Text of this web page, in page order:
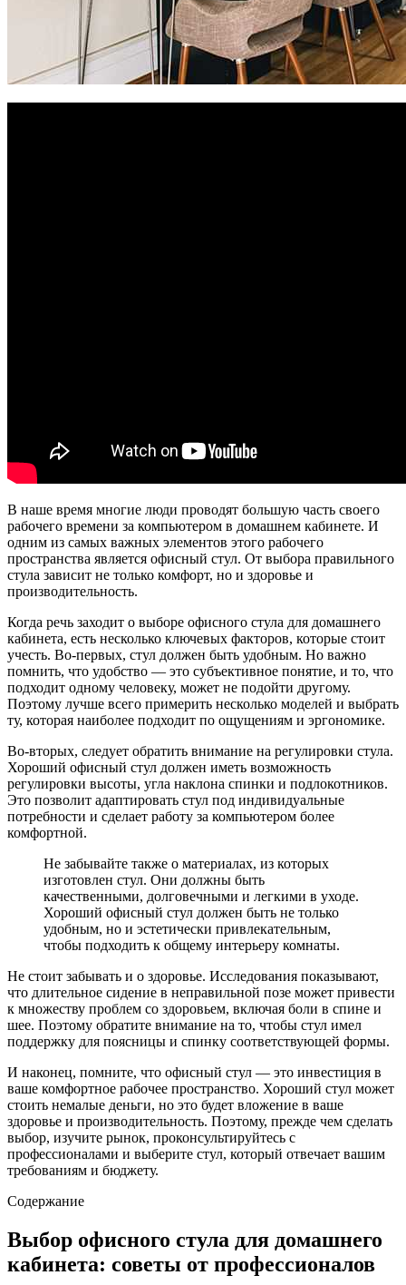
В наше время многие люди проводят большую часть своего
рабочего времени за компьютером в домашнем кабинете. И
одним из самых важных элементов этого рабочего
пространства является офисный стул. От выбора правильного
стула зависит не только комфорт, но и здоровье и
производительность.
Когда речь заходит о выборе офисного стула для домашнего
кабинета, есть несколько ключевых факторов, которые стоит
учесть. Во-первых, стул должен быть удобным. Но важно
помнить, что удобство — это субъективное понятие, и то, что
подходит одному человеку, может не подойти другому.
Поэтому лучше всего примерить несколько моделей и выбрать
ту, которая наиболее подходит по ощущениям и эргономике.
Во-вторых, следует обратить внимание на регулировки стула.
Хороший офисный стул должен иметь возможность
регулировки высоты, угла наклона спинки и подлокотников.
Это позволит адаптировать стул под индивидуальные
потребности и сделает работу за компьютером более
комфортной.
Не забывайте также о материалах, из которых
изготовлен стул. Они должны быть
качественными, долговечными и легкими в уходе.
Хороший офисный стул должен быть не только
удобным, но и эстетически привлекательным,
чтобы подходить к общему интерьеру комнаты.
Не стоит забывать и о здоровье. Исследования показывают,
что длительное сидение в неправильной позе может привести
к множеству проблем со здоровьем, включая боли в спине и
шее. Поэтому обратите внимание на то, чтобы стул имел
поддержку для поясницы и спинку соответствующей формы.
И наконец, помните, что офисный стул — это инвестиция в
ваше комфортное рабочее пространство. Хороший стул может
стоить немалые деньги, но это будет вложение в ваше
здоровье и производительность. Поэтому, прежде чем сделать
выбор, изучите рынок, проконсультируйтесь с
профессионалами и выберите стул, который отвечает вашим
требованиям и бюджету.
Содержание
Выбор офисного стула для домашнего
кабинета: советы от профессионалов